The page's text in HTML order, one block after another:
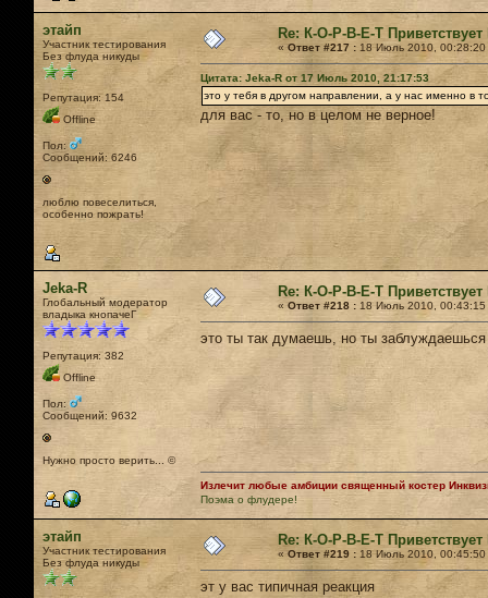
этайп
Участник тестирования
Без флуда никуды
Репутация: 154
Offline
Пол:
Сообщений: 6246
люблю повеселиться,
особенно пожрать!
Re: К-О-Р-В-Е-Т Приветствует
«Ответ #217 : 18 Июль 2010, 00:28:20
Цитата: Jeka-R от 17 Июль 2010, 21:17:53
это у тебя в другом направлении, а у нас именно в
для вас - то, но в целом не верное!
Jeka-R
Глобальный модератор
владыка кнопачеГ
Репутация: 382
Offline
Пол:
Сообщений: 9632
Нужно просто верить... ©
Re: К-О-Р-В-Е-Т Приветствует
«Ответ #218 : 18 Июль 2010, 00:43:15
это ты так думаешь, но ты заблуждаешься
Излечит любые амбиции священный костер
Поэма о флудере!
этайп
Участник тестирования
Без флуда никуды
Re: К-О-Р-В-Е-Т Приветствует
«Ответ #219 : 18 Июль 2010, 00:45:50
эт у вас типичная реакция